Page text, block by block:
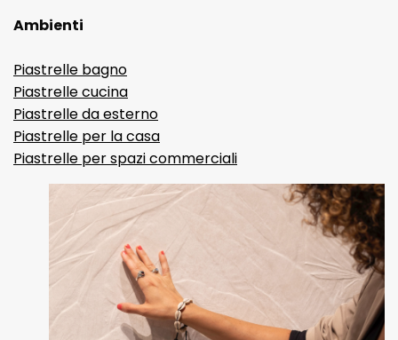
Ambienti
Piastrelle bagno
Piastrelle cucina
Piastrelle da esterno
Piastrelle per la casa
Piastrelle per spazi commerciali